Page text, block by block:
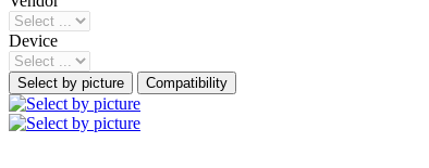
Device